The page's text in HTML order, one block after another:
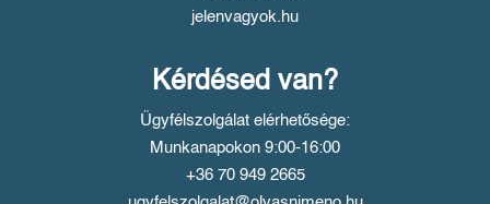
jelenvagyok.hu
Kérdésed van?
Ügyfélszolgálat elérhetősége:
Munkanapokon 9:00-16:00
+36 70 949 2665